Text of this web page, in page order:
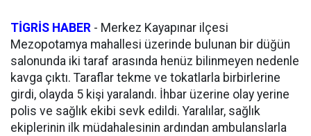
TİGRİS HABER - Merkez Kayapınar ilçesi
Mezopotamya mahallesi üzerinde bulunan bir düğün
salonunda iki taraf arasında henüz bilinmeyen nedenle
kavga çıktı. Taraflar tekme ve tokatlarla birbirlerine
girdi, olayda 5 kişi yaralandı. İhbar üzerine olay yerine
polis ve sağlık ekibi sevk edildi. Yaralılar, sağlık
ekiplerinin ilk müdahalesinin ardından ambulanslarla